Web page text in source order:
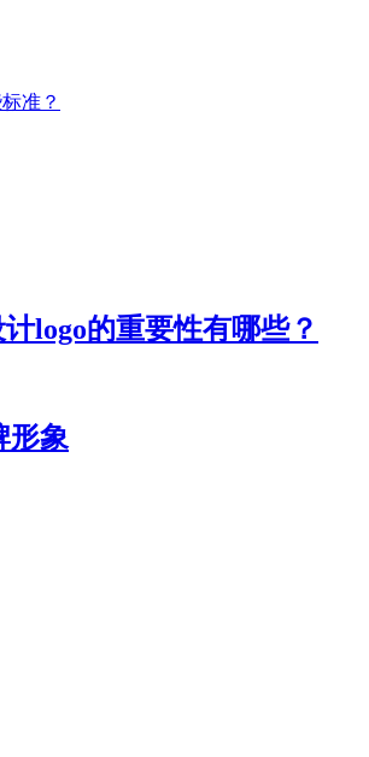
准？
logo的重要性有哪些？
形象